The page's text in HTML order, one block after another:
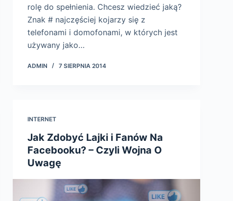
rolę do spełnienia. Chcesz wiedzieć jaką?
Znak # najczęściej kojarzy się z
telefonami i domofonami, w których jest
używany jako…
ADMIN 7 SIERPNIA 2014
INTERNET
Jak Zdobyć Lajki i Fanów Na
Facebooku? – Czyli Wojna O
Uwagę